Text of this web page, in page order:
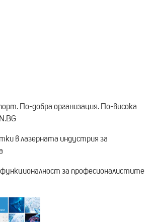
По-добра организация. По-висока
в лазерната индустрия за
за професионалистите